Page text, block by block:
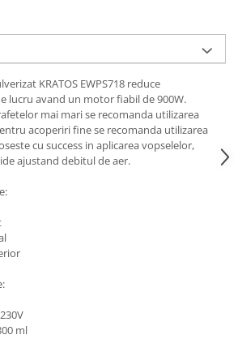
si
animale
de tuns
de
KRATOS EWPS718 reduce
lucru avand un motor fiabil de 900W.
mai mari se recomanda utilizarea
acoperiri fine se recomanda utilizarea
cu success in aplicarea vopselelor,
ajustand debitul de aer.
ml